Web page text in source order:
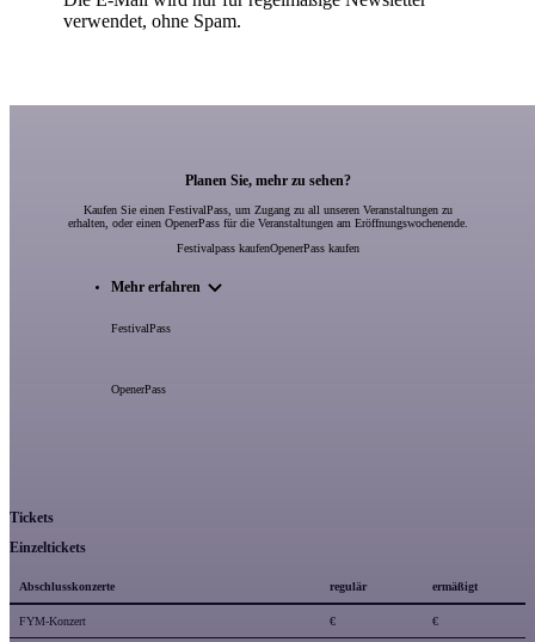
verwendet, ohne Spam.
Planen Sie, mehr zu sehen?
Kaufen Sie einen FestivalPass, um Zugang zu all unseren Veranstaltungen zu
erhalten, oder einen OpenerPass für die Veranstaltungen am Eröffnungswochenende.
Festivalpass kaufenOpenerPass kaufen
Mehr erfahren
FestivalPass
OpenerPass
Tickets
Einzeltickets
Abschlusskonzerte regulär ermäßigt
FYM-Konzert € €